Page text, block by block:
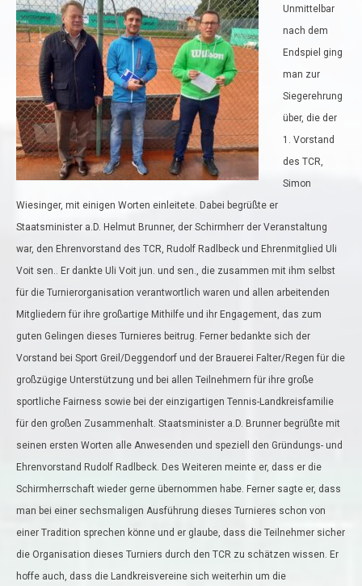
Unmittelbar
nach dem
Endspiel ging
man zur
Siegerehrung
über, die der
1. Vorstand
des TCR,
Simon
Wiesinger, mit einigen Worten einleitete. Dabei begrüßte er
Staatsminister a.D. Helmut Brunner, der Schirmherr der Veranstaltung
war, den Ehrenvorstand des TCR, Rudolf Radlbeck und Ehrenmitglied Uli
Voit sen.. Er dankte Uli Voit jun. und sen., die zusammen mit ihm selbst
für die Turnierorganisation verantwortlich waren und allen arbeitenden
Mitgliedern für ihre großartige Mithilfe und ihr Engagement, das zum
guten Gelingen dieses Turnieres beitrug. Ferner bedankte sich der
Vorstand bei Sport Greil/Deggendorf und der Brauerei Falter/Regen für die
großzügige Unterstützung und bei allen Teilnehmern für ihre große
sportliche Fairness sowie bei der einzigartigen Tennis-Landkreisfamilie
für den großen Zusammenhalt. Staatsminister a.D. Brunner begrüßte mit
seinen ersten Worten alle Anwesenden und speziell den Gründungs- und
Ehrenvorstand Rudolf Radlbeck. Des Weiteren meinte er, dass er die
Schirmherrschaft wieder gerne übernommen habe. Ferner sagte er, dass
man bei einer sechsmaligen Ausführung dieses Turnieres schon von
einer Tradition sprechen könne und er glaube, dass die Teilnehmer sicher
die Organisation dieses Turniers durch den TCR zu schätzen wissen. Er
hoffe auch, dass die Landkreisvereine sich weiterhin um die